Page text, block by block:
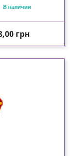
В наличии
грн